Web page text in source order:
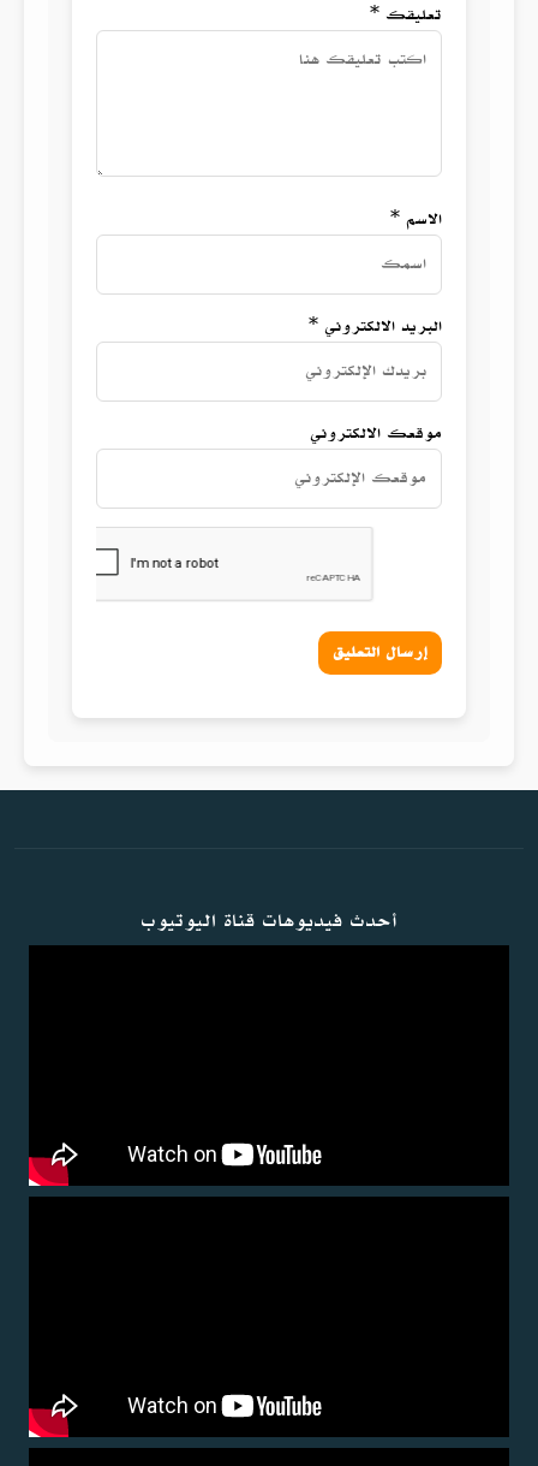
تعليقك *
الاسم *
البريد الالكتروني *
موقعك الالكتروني
إرسال التعليق
أحدث فيديوهات قناة اليوتيوب